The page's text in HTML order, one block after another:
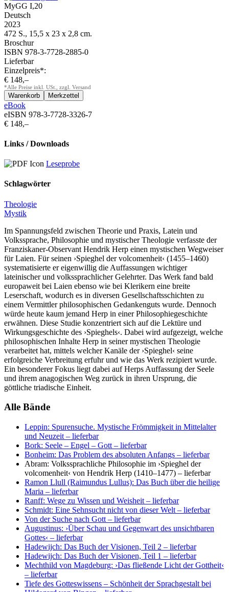
MyGG I,20
Deutsch
2023
472 S., 15,5 x 23 x 2,8 cm.
Broschur
ISBN 978-3-7728-2885-0
Lieferbar
Einzelpreis*:
€ 148,–
*Alle Preise inkl. USt., zzgl. Versand
eBook
eISBN 978-3-7728-3326-7
€ 148,–
Links / Downloads
Leseprobe
Schlagwörter
Theologie
Mystik
Im Spannungsfeld zwischen Theorie und Praxis, Latein und
Volkssprache, Philosophie und mystischer Theologie verfasste der
Franziskaner-Observant Hendrik Herp einen mystischen Wegweiser
für Laien. Für seinen ›Spieghel der volcomenheit‹ (1455–1460)
systematisierte er eigenwillig die Auffassungen wichtiger
lateinischer und volkssprachlicher Gelehrter. Das Werk fand bald
europaweit bei Laien ebenso wie bei Klerikern eine breite
Leserschaft, wodurch es in diversen Gesellschaftsschichten zu
einem Vermittler philosophischen Gedankenguts wurde. Dennoch
würde heute kaum jemand Herp in einer Philosophiegeschichte
erwähnen. Diese Studie konzentriert sich auf die Lektüre und
Wirkungsgeschichte des ›Spieghels‹. Dabei wird aufgezeigt, welche
philosophischen Inhalte Herp in seiner mystischen Theologie
verarbeitet hat, mittels welcher Kanäle der ›Spieghel‹ seine
erfolgreiche Verbreitung erfuhr und wie das Werk rezipiert wurde.
Ein besonderer Fokus liegt dabei auf Herps Auffassung der Seele
und ihrem anagogischen Weg zurück in ihren Ursprung, die
göttliche triadische Einheit.
Alle Bände
Leppin: Spurensuche. Mystische Frömmigkeit in Mittelalter
und Neuzeit – lieferbar
Bork: Seele – Engel – Gott – lieferbar
Bonheim: Das Problem des absoluten Anfangs – lieferbar
Abram: Volkssprachliche Philosophie im ›Spieghel der
volcomenheit‹ von Hendrik Herp (1410–1477) – lieferbar
Ramon Llull (Raimundus Lullus): Das Buch über die heilige
Maria – lieferbar
Ranff: Wege zu Wissen und Weisheit – lieferbar
Schmidt: Eine Sehnsucht nicht von dieser Welt – lieferbar
Von der Suche nach Gott – lieferbar
Augustinus: ›Über Schau und Gegenwart des unsichtbaren
Gottes‹ – lieferbar
Hadewijch: Das Buch der Visionen, Teil 2 – lieferbar
Hadewijch: Das Buch der Visionen, Teil 1 – lieferbar
Mechthild von Magdeburg: ›Das fließende Licht der Gottheit‹
– lieferbar
Tiefe des Gotteswissens – Schönheit der Sprachgestalt bei